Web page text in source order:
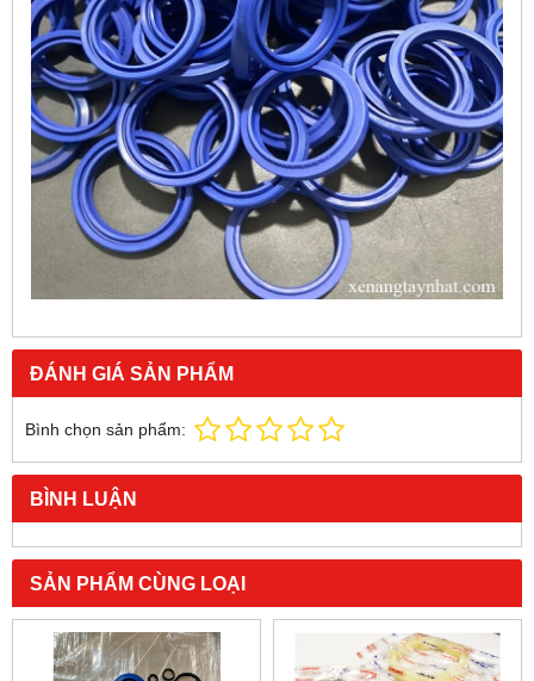
ĐÁNH GIÁ SẢN PHẨM
Bình chọn sản phẩm:
BÌNH LUẬN
SẢN PHẨM CÙNG LOẠI